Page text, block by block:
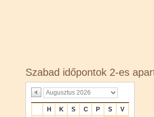
Szabad időpontok 2-es
H K S C P S
V